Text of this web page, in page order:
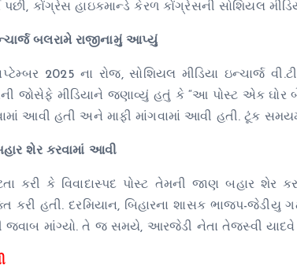
પછી, કોંગ્રેસ હાઇકમાન્ડે કેરળ કોંગ્રેસની સોશિયલ
બલરામે રાજીનામું આપ્યું
2025 ના રોજ, સોશિયલ મીડિયા ઇન્ચાર્જ
જોસેફે મીડિયાને જણાવ્યું હતું કે “આ પોસ્ટ એક ઘોર
આવી હતી અને માફી માંગવામાં આવી હતી. ટૂંક
શેર કરવામાં આવી
કરી કે વિવાદાસ્પદ પોસ્ટ તેમની જાણ બહાર
કરી હતી. દરમિયાન, બિહારના શાસક ભાજપ-
માંગ્યો. તે જ સમયે, આરજેડી નેતા તેજસ્વી યાદવે